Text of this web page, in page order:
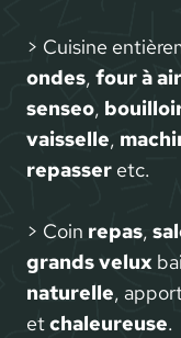
> Cuisine
ondes, four à
senseo,
vaisselle,
repasser etc.
> Coin repas,
grands velux
naturelle,
etchaleureuse.